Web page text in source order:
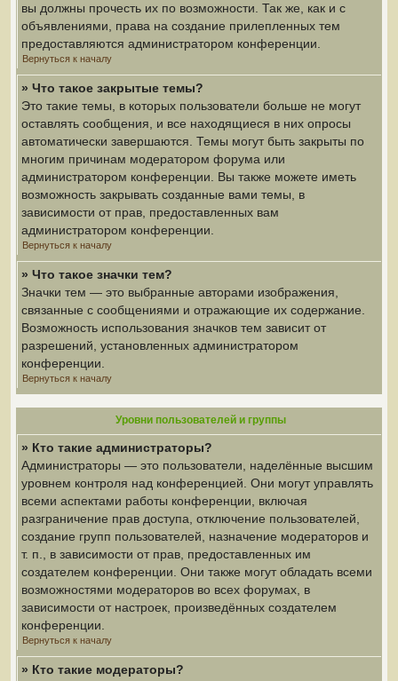
вы должны прочесть их по возможности. Так же, как и с
объявлениями, права на создание прилепленных тем
предоставляются администратором конференции.
Вернуться к началу
» Что такое закрытые темы?
Это такие темы, в которых пользователи больше не могут
оставлять сообщения, и все находящиеся в них опросы
автоматически завершаются. Темы могут быть закрыты по
многим причинам модератором форума или
администратором конференции. Вы также можете иметь
возможность закрывать созданные вами темы, в
зависимости от прав, предоставленных вам
администратором конференции.
Вернуться к началу
» Что такое значки тем?
Значки тем — это выбранные авторами изображения,
связанные с сообщениями и отражающие их содержание.
Возможность использования значков тем зависит от
разрешений, установленных администратором
конференции.
Вернуться к началу
Уровни пользователей и группы
» Кто такие администраторы?
Администраторы — это пользователи, наделённые высшим
уровнем контроля над конференцией. Они могут управлять
всеми аспектами работы конференции, включая
разграничение прав доступа, отключение пользователей,
создание групп пользователей, назначение модераторов и
т. п., в зависимости от прав, предоставленных им
создателем конференции. Они также могут обладать всеми
возможностями модераторов во всех форумах, в
зависимости от настроек, произведённых создателем
конференции.
Вернуться к началу
» Кто такие модераторы?